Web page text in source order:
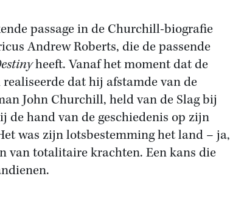
passage in de Churchill-biografie
Andrew Roberts, die de passende
heeft. Vanaf het moment dat de
dat hij afstamde van de
John Churchill, held van de Slag bij
de hand van de geschiedenis op zijn
was zijn lotsbestemming het land – ja,
van totalitaire krachten. Een kans die